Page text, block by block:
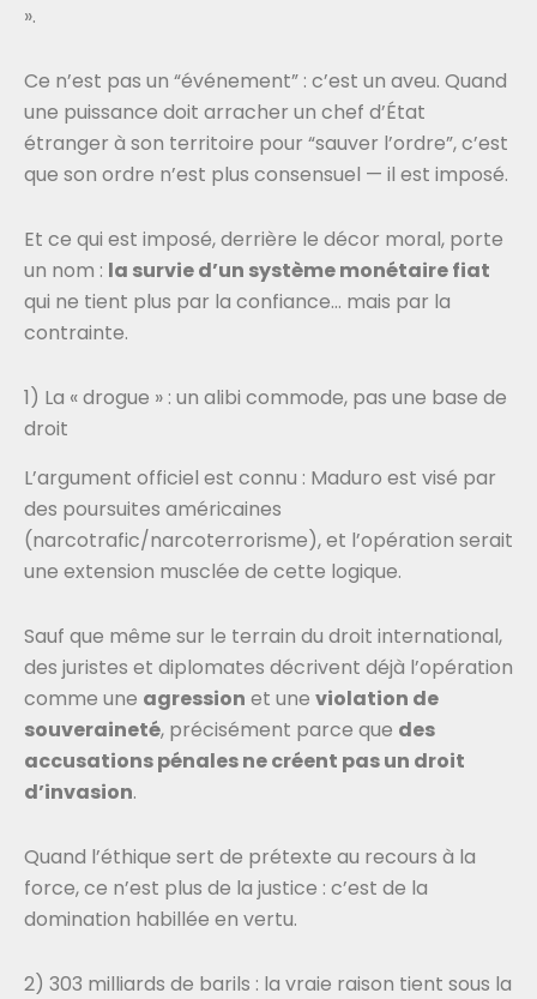
».
Ce n’est pas un “événement” : c’est un aveu. Quand
une puissance doit arracher un chef d’État
étranger à son territoire pour “sauver l’ordre”, c’est
que son ordre n’est plus consensuel — il est imposé.
Et ce qui est imposé, derrière le décor moral, porte
un nom : la survie d’un système monétaire fiat
qui ne tient plus par la confiance… mais par la
contrainte.
1) La « drogue » : un alibi commode, pas une base de
droit
L’argument officiel est connu : Maduro est visé par
des poursuites américaines
(narcotrafic/narcoterrorisme), et l’opération serait
une extension musclée de cette logique.
Sauf que même sur le terrain du droit international,
des juristes et diplomates décrivent déjà l’opération
comme une agression et une violation de
souveraineté, précisément parce que des
accusations pénales ne créent pas un droit
d’invasion.
Quand l’éthique sert de prétexte au recours à la
force, ce n’est plus de la justice : c’est de la
domination habillée en vertu.
2) 303 milliards de barils : la vraie raison tient sous la